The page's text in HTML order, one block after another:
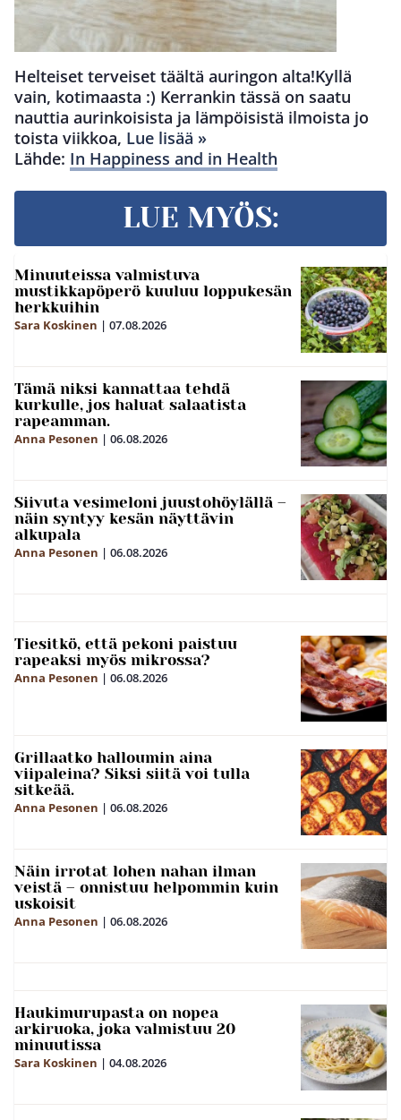
Helteiset terveiset täältä auringon alta!Kyllä
vain, kotimaasta :) Kerrankin tässä on saatu
nauttia aurinkoisista ja lämpöisistä ilmoista jo
toista viikkoa, Lue lisää »
Lähde: In Happiness and in Health
LUE MYÖS:
Minuuteissa valmistuva
mustikkapöperö kuuluu loppukesän
herkkuihin
Sara Koskinen | 07.08.2026
Tämä niksi kannattaa tehdä
kurkulle, jos haluat salaatista
rapeamman.
Anna Pesonen | 06.08.2026
Siivuta vesimeloni juustohöylällä –
näin syntyy kesän näyttävin
alkupala
Anna Pesonen | 06.08.2026
Tiesitkö, että pekoni paistuu
rapeaksi myös mikrossa?
Anna Pesonen | 06.08.2026
Grillaatko halloumin aina
viipaleina? Siksi siitä voi tulla
sitkeää.
Anna Pesonen | 06.08.2026
Näin irrotat lohen nahan ilman
veistä – onnistuu helpommin kuin
uskoisit
Anna Pesonen | 06.08.2026
Haukimurupasta on nopea
arkiruoka, joka valmistuu 20
minuutissa
Sara Koskinen | 04.08.2026